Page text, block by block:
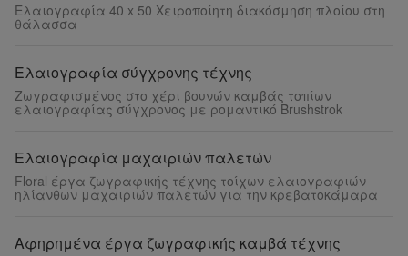
Ελαιογραφία 40 x 50 Χειροποίητη διακόσμηση πλοίου στη
θάλασσα
Ελαιογραφία σύγχρονης τέχνης
Ζωγραφισμένος στο χέρι βουνών καμβάς τοπίων
ελαιογραφίας σύγχρονος με ρομαντικό Brushstrok
Ελαιογραφία μαχαιριών παλετών
Floral έργα ζωγραφικής τέχνης τοίχων ελαιογραφιών
ηλίανθων μαχαιριών παλετών για την κρεβατοκάμαρα
Αφηρημένα έργα ζωγραφικής καμβά τέχνης